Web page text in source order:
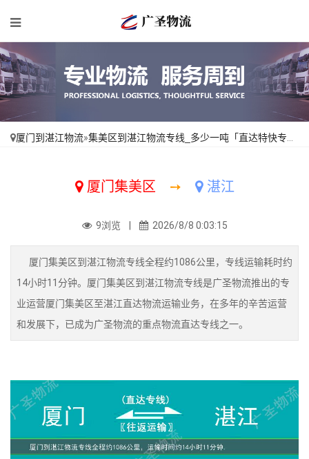
厦门到湛江物流»集美区到湛江物流专线_多少一吨「直达特快专线」
厦门集美区 ➙ 湛江
9浏览 | 2026/8/8 0:03:15
厦门集美区到湛江物流专线全程约1086公里，专线运输耗时约
14小时11分钟。厦门集美区到湛江物流专线是广圣物流推出的专
业运营厦门集美区至湛江直达物流运输业务，在多年的辛苦运营
和发展下，已成为广圣物流的重点物流直达专线之一。